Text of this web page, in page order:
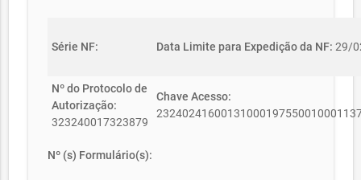
Série NF: Data Limite para Expedição da NF: 29/
Nº do Protocolo de
Autorização:
323240017323879
Chave Acesso:
Nº (s) Formulário(s):